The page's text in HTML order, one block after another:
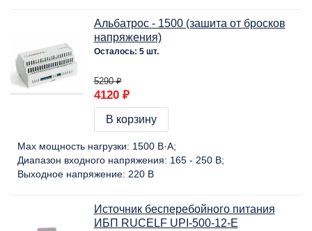
Альбатрос - 1500 (зашита от бросков
напряжения)
Осталось: 5 шт.
5290 ₽
4120 ₽
В корзину
Max мощность нагрузки: 1500 В·А
Диапазон входного напряжения: 165 - 250 В
Выходное напряжение: 220 В
Источник бесперебойного питания
ИБП RUCELF UPI-500-12-E